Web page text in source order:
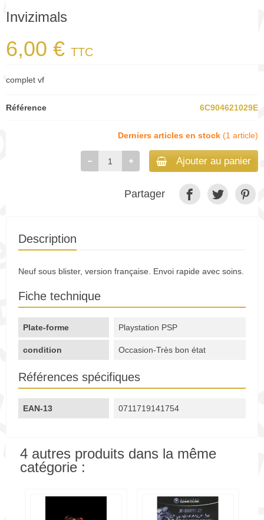
Invizimals
6,00 € TTC
complet vf
Référence 6C904621029E
Derniers articles en stock (1 article)
Ajouter au panier
Partager
Description
Neuf sous blister, version française. Envoi rapide avec soins.
Fiche technique
Plate-forme Playstation PSP
condition Occasion-Très bon état
Références spécifiques
EAN-13 0711719141754
4 autres produits dans la même
catégorie :